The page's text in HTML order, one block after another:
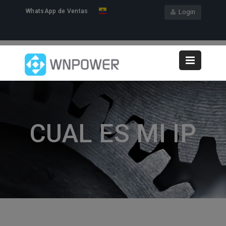
Login
WhatsApp de Ventas
CUAL ES MI IP